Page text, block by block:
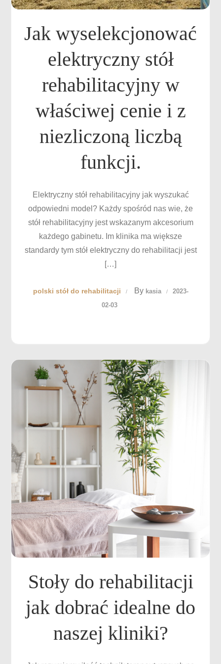
Jak wyselekcjonować
elektryczny stół
rehabilitacyjny w
właściwej cenie i z
niezliczoną liczbą
funkcji.
Elektryczny stół rehabilitacyjny jak wyszukać
odpowiedni model? Każdy spośród nas wie, że
stół rehabilitacyjny jest wskazanym akcesorium
każdego gabinetu. Im klinika ma większe
standardy tym stół elektryczny do rehabilitacji jest
[…]
polski stół do rehabilitacji By kasia
2023-
02-03
Stoły do rehabilitacji
jak dobrać idealne do
naszej kliniki?